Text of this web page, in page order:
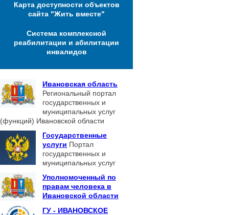
Карта доступности объектов
сайта "Жить вместе"
Система комплексной
реабилитации и абилитации
инвалидов
Ивановская область
Региональный портал
государственных и
муниципальных услуг
(функций) Ивановской области
Государственные
услуги Портал
государственных и
муниципальных услуг
Уполномоченный по
правам человека в
Ивановской области
ГУ - ИВАНОВСКОЕ